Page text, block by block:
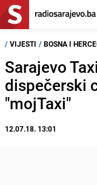
/ VIJESTI / BOSNA I
Sarajevo
dispečerski
"mojTaxi"
12.07.18. 13:01